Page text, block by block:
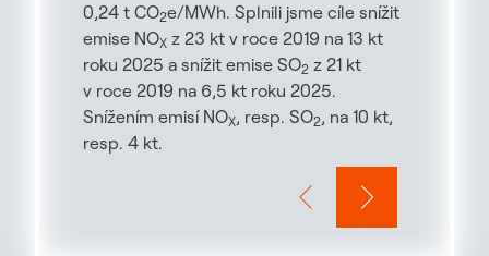
0,24 t CO2e/MWh. Splnili jsme cíle snížit
emise NOX z 23 kt v roce 2019 na 13 kt
roku 2025 a snížit emise SO2 z 21 kt
v roce 2019 na 6,5 kt roku 2025.
Snížením emisí NOX, resp. SO2, na 10 kt,
resp. 4 kt.